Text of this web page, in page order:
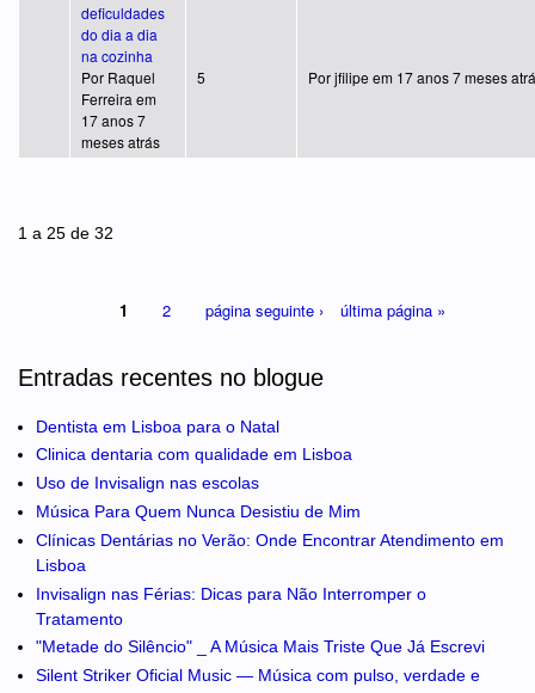
Tópico normal
deficuldades
do dia a dia
na cozinha
Por Raquel
Ferreira em
17 anos 7
meses atrás
5 Porjfilipe em 17 anos 7 meses
1 a 25 de 32
1 2 página seguinte › última página »
Entradas recentes no blogue
Dentista em Lisboa para o Natal
Clinica dentaria com qualidade em Lisboa
Uso de Invisalign nas escolas
Música Para Quem Nunca Desistiu de Mim
Clínicas Dentárias no Verão: Onde Encontrar Atendimento em
Lisboa
Invisalign nas Férias: Dicas para Não Interromper o
Tratamento
"Metade do Silêncio" _ A Música Mais Triste Que Já Escrevi
Silent Striker Oficial Music — Música com pulso, verdade e